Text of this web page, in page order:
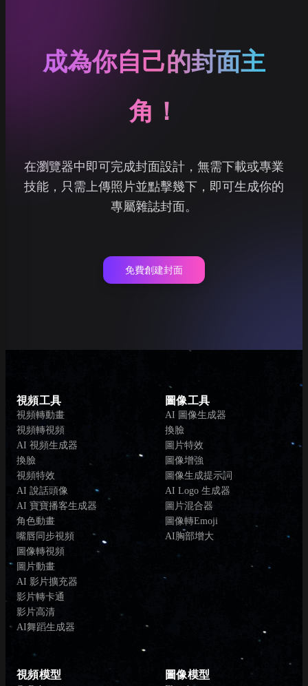
成為你自己的封面主
角！
在瀏覽器中即可完成封面設計，無需下載或專業
技能，只需上傳照片並點擊幾下，即可生成你的
專屬雜誌封面。
免費創建封面
視頻工具
視頻轉動畫
視頻轉視頻
AI 視頻生成器
換臉
視頻特效
AI 說話頭像
AI 寶寶播客生成器
角色動畫
嘴唇同步視頻
圖像轉視頻
圖片動畫
AI 影片擴充器
影片轉卡通
影片高清
AI舞蹈生成器
圖像工具
AI 圖像生成器
換臉
圖片特效
圖像增強
圖像生成提示詞
AI Logo 生成器
圖片混合器
圖像轉Emoji
AI胸部增大
視頻模型 圖像模型